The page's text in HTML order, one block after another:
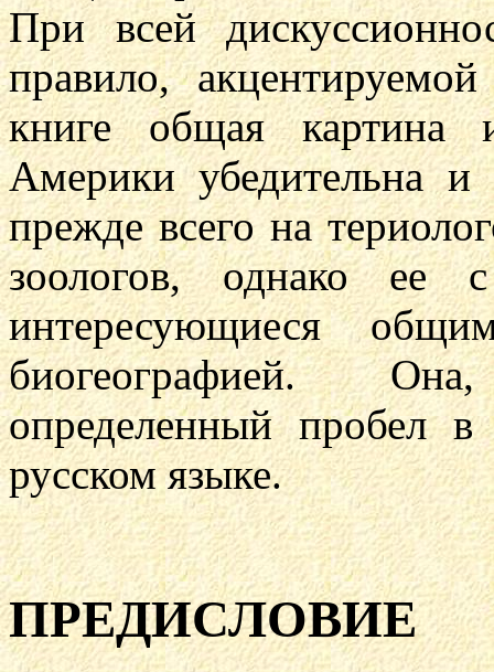
При всей
правило,
книге общая картина
Америки убедительна и
прежде всего на
зоологов, однако ее
интересующиеся
биогеографией.
определенный пробел в
русском языке.
ПРЕДИСЛОВИЕ